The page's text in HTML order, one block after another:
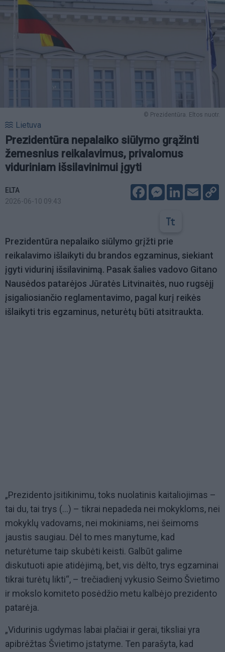
© Prezidentūra. Eltos nuotr.
Lietuva
Prezidentūra nepalaiko siūlymo grąžinti
žemesnius reikalavimus, privalomus
viduriniam išsilavinimui įgyti
ELTA
2026-06-10 09:43
FacebookMessenger
LinkedIn
Email
Prezidentūra nepalaiko siūlymo grįžti prie
reikalavimo išlaikyti du brandos egzaminus, siekiant
įgyti vidurinį išsilavinimą. Pasak šalies vadovo Gitano
Nausėdos patarėjos Jūratės Litvinaitės, nuo rugsėjį
įsigaliosiančio reglamentavimo, pagal kurį reikės
išlaikyti tris egzaminus, neturėtų būti atsitraukta.
„Prezidento įsitikinimu, toks nuolatinis kaitaliojimas –
tai du, tai trys (…) – tikrai nepadeda nei mokykloms, nei
mokyklų vadovams, nei mokiniams, nei šeimoms
jaustis saugiau. Dėl to mes manytume, kad
neturėtume taip skubėti keisti. Galbūt galime
diskutuoti apie atidėjimą, bet, vis dėlto, trys egzaminai
tikrai turėtų likti“, – trečiadienį vykusio Seimo Švietimo
ir mokslo komiteto posėdžio metu kalbėjo prezidento
patarėja.
„Vidurinis ugdymas labai plačiai ir gerai, tiksliai yra
apibrėžtas Švietimo įstatyme. Ten parašyta, kad